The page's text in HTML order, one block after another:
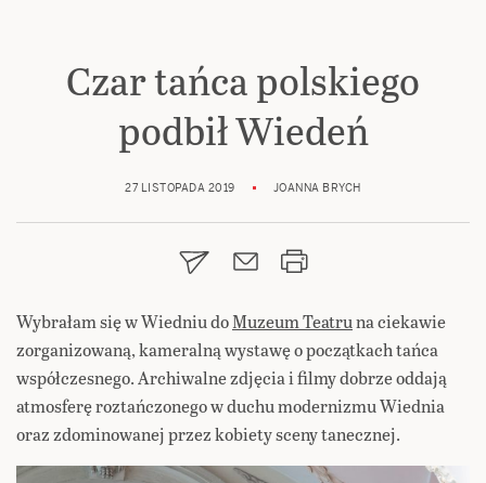
Czar tańca polskiego
podbił Wiedeń
27 LISTOPADA 2019 JOANNA BRYCH
Wybrałam się w Wiedniu doMuzeum Teatruna ciekawie
zorganizowaną, kameralną wystawę o początkach tańca
współczesnego. Archiwalne zdjęcia i filmy dobrze oddają
atmosferę roztańczonego w duchu modernizmu Wiednia
oraz zdominowanej przez kobiety sceny tanecznej.